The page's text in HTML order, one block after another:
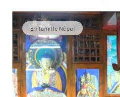
En famille Népal